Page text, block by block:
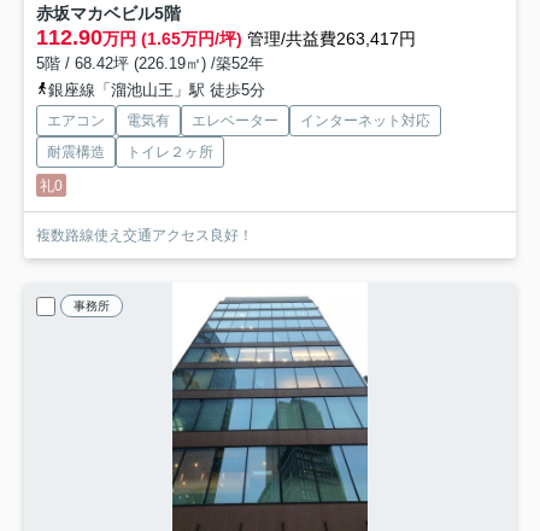
赤坂マカベビル5階
112.90万円 (1.65万円/坪) 管理/共益費263,417円
5階 / 68.42坪 (226.19㎡) /築52年
銀座線「溜池山王」駅 徒歩5分
エアコン 電気有 エレベーター
インターネット対応
耐震構造
トイレ２ヶ所
礼0
複数路線使え交通アクセス良好！
事務所